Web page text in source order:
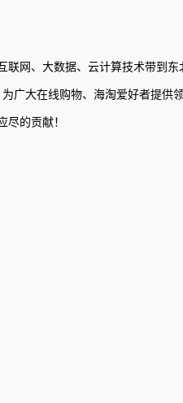
联网、大数据、云计算技术带到东
广大在线购物、海淘爱好者提供
尽的贡献！